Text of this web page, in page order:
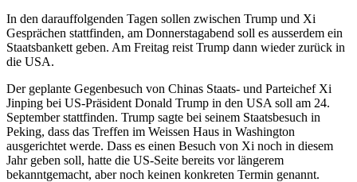
In den darauffolgenden Tagen sollen zwischen Trump und Xi
Gesprächen stattfinden, am Donnerstagabend soll es ausserdem ein
Staatsbankett geben. Am Freitag reist Trump dann wieder zurück in
die USA.
Der geplante Gegenbesuch von Chinas Staats- und Parteichef Xi
Jinping bei US-Präsident Donald Trump in den USA soll am 24.
September stattfinden. Trump sagte bei seinem Staatsbesuch in
Peking, dass das Treffen im Weissen Haus in Washington
ausgerichtet werde. Dass es einen Besuch von Xi noch in diesem
Jahr geben soll, hatte die US-Seite bereits vor längerem
bekanntgemacht, aber noch keinen konkreten Termin genannt.